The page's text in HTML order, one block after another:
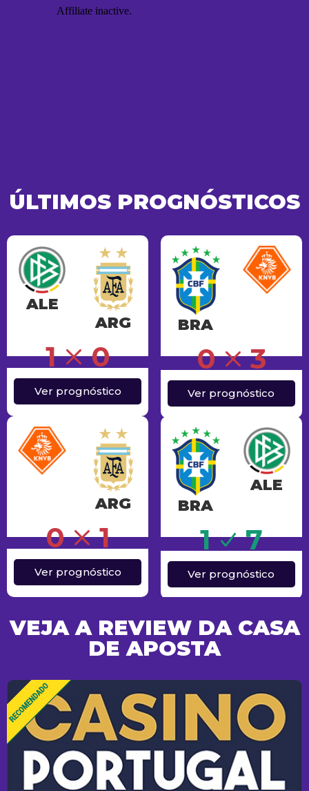
ÚLTIMOS PROGNÓSTICOS
ALE
ARG
1 0
Ver prognóstico
BRA
0
Erro 3
Ver prognóstico
ARG
0 1
Ver prognóstico
BRA
ALE
1
Sucesso 7
Ver prognóstico
VEJA A REVIEW DA CASA
DE APOSTA